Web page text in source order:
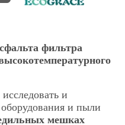
фильтра
и
оборудования и пыли
мешках